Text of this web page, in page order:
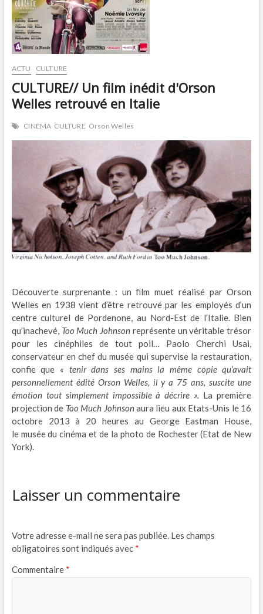
ACTU CULTURE
CULTURE// Un film inédit d'Orson
Welles retrouvé en Italie
CINEMA CULTURE Orson Welles
Découverte surprenante : un film muet réalisé par Orson
Welles en 1938 vient d’être retrouvé par les employés d’un
centre culturel de Pordenone, au Nord-Est de l’Italie. Bien
qu’inachevé, Too Much Johnson représente un véritable trésor
pour les cinéphiles de tout poil… Paolo Cherchi Usai,
conservateur en chef du musée qui supervise la restauration,
confie que « tenir dans ses mains la même copie qu’avait
personnellement édité Orson Welles, il y a 75 ans, suscite une
émotion tout simplement impossible à décrire ». La première
projection de Too Much Johnsonaura lieu aux Etats-Unis le 16
octobre 2013 à 20 heures au George Eastman House,
le musée du cinéma et de la photo de Rochester (Etat de New
York).
Laisser un commentaire
Votre adresse e-mail ne sera pas publiée. Les champs
obligatoires sont indiqués avec *
Commentaire *